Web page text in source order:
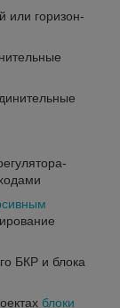
или го­ри­зон­
блоки